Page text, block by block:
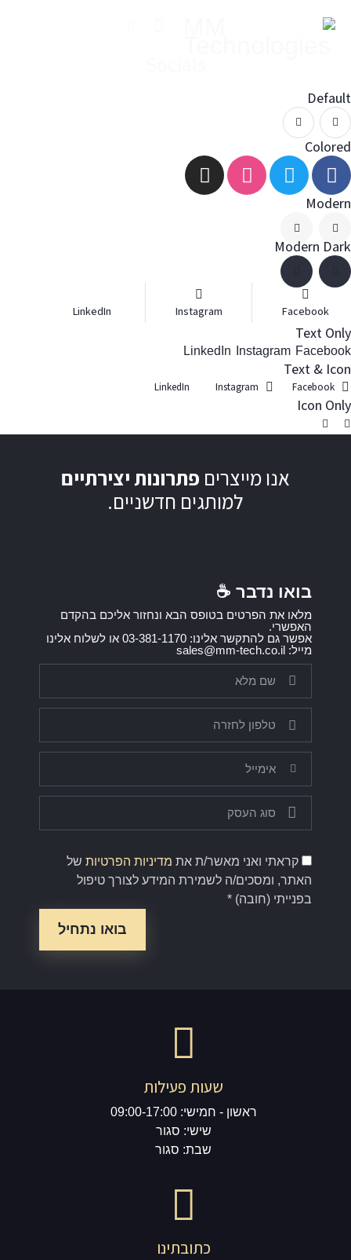
Default
Colored
Modern
Modern Dark
Facebook
Instagram
LinkedIn
Text Only
Facebook
Instagram
LinkedIn
Text & Icon
Facebook
Instagram
LinkedIn
Icon Only
אנו מייצרים פתרונות יצירתיים
למותגים חדשניים.
בואו נדבר ☕️
מלאו את הפרטים בטופס הבא ונחזור אליכם בהקדם
האפשרי.
אפשר גם להתקשר אלינו: 03-381-1170 או לשלוח אלינו
מייל: sales@mm-tech.co.il
קראתי ואני מאשר/ת את מדיניות הפרטיות של
האתר, ומסכים/ה לשמירת המידע לצורך טיפול
בפנייתי (חובה) *
שעות פעילות
ראשון - חמישי: 09:00-17:00
שישי: סגור
שבת: סגור
כתובתינו